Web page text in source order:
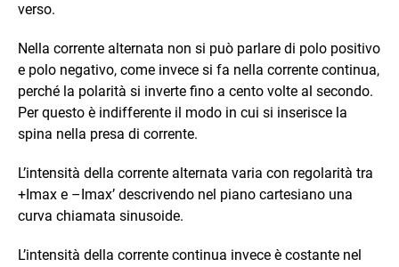
verso.
Nella corrente alternata non si può parlare di polo positivo
e polo negativo, come invece si fa nella corrente continua,
perché la polarità si inverte fino a cento volte al secondo.
Per questo è indifferente il modo in cui si inserisce la
spina nella presa di corrente.
L’intensità della corrente alternata varia con regolarità tra
+Imax e –Imax’ descrivendo nel piano cartesiano una
curva chiamata sinusoide.
L’intensità della corrente continua invece è costante nel